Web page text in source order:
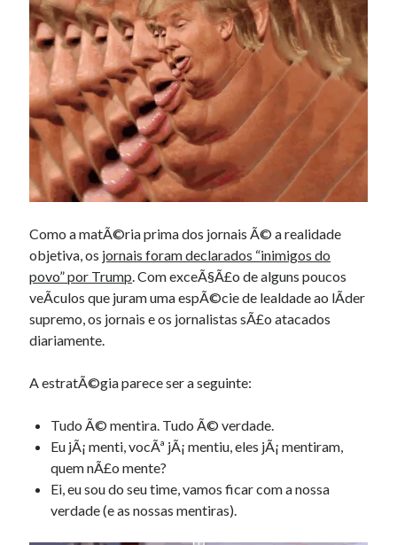
Como a matÃ©ria prima dos jornais Ã© a realidade
objetiva, os jornais foram declarados “inimigos do
povo” por Trump. Com exceÃ§Ã£o de alguns poucos
veÃ­culos que juram uma espÃ©cie de lealdade ao lÃ­der
supremo, os jornais e os jornalistas sÃ£o atacados
diariamente.
A estratÃ©gia parece ser a seguinte:
Tudo Ã© mentira. Tudo Ã© verdade.
Eu jÃ¡ menti, vocÃª jÃ¡ mentiu, eles jÃ¡ mentiram,
quem nÃ£o mente?
Ei, eu sou do seu time, vamos ficar com a nossa
verdade (e as nossas mentiras).